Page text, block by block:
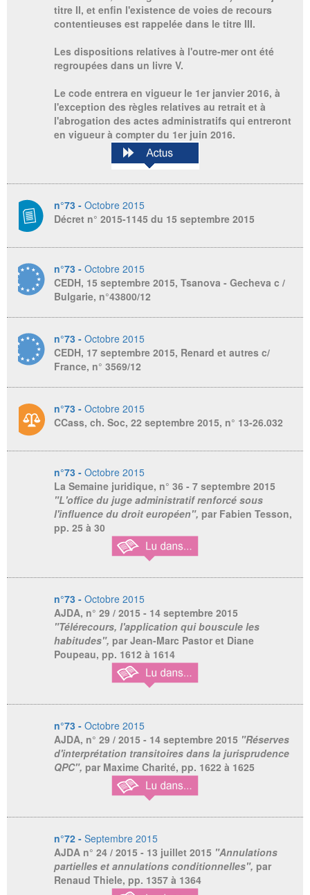
titre II, et enfin l'existence de voies de recours
contentieuses est rappelée dans le titre III.
Les dispositions relatives à l'outre-mer ont été
regroupées dans un livre V.
Le code entrera en vigueur le 1er janvier 2016, à
l'exception des règles relatives au retrait et à
l'abrogation des actes administratifs qui entreront
en vigueur à compter du 1er juin 2016.
n°73 - Octobre 2015
Décret n° 2015-1145 du 15 septembre 2015
n°73 - Octobre 2015
CEDH, 15 septembre 2015, Tsanova - Gecheva c /
Bulgarie, n°43800/12
n°73 - Octobre 2015
CEDH, 17 septembre 2015, Renard et autres c/
France, n° 3569/12
n°73 - Octobre 2015
CCass, ch. Soc, 22 septembre 2015, n° 13-26.032
n°73 - Octobre 2015
La Semaine juridique, n° 36 - 7 septembre 2015
"L'office du juge administratif renforcé sous
l'influence du droit européen", par Fabien Tesson,
pp. 25 à 30
n°73 - Octobre 2015
AJDA, n° 29 / 2015 - 14 septembre 2015
"Télérecours, l'application qui bouscule les
habitudes", par Jean-Marc Pastor et Diane
Poupeau, pp. 1612 à 1614
n°73 - Octobre 2015
AJDA, n° 29 / 2015 - 14 septembre 2015 "Réserves
d'interprétation transitoires dans la jurisprudence
QPC", par Maxime Charité, pp. 1622 à 1625
n°72 - Septembre 2015
AJDA n° 24 / 2015 - 13 juillet 2015 "Annulations
partielles et annulations conditionnelles", par
Renaud Thiele, pp. 1357 à 1364